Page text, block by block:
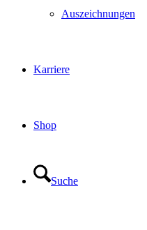
Auszeichnungen
Karriere
Shop
Suche